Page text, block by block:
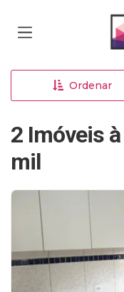
Ordenar
2 Imóveis
mil